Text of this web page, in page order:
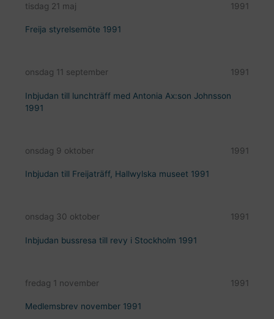
tisdag 21 maj 1991
Freija styrelsemöte 1991
onsdag 11 september 1991
Inbjudan till lunchträff med Antonia Ax:son Johnsson
1991
onsdag 9 oktober 1991
Inbjudan till Freijaträff, Hallwylska museet 1991
onsdag 30 oktober 1991
Inbjudan bussresa till revy i Stockholm 1991
fredag 1 november 1991
Medlemsbrev november 1991